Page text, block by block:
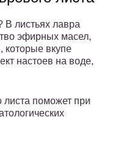
В листьях лавра
эфирных масел,
которые вкупе
настоев на воде,
листа поможет при